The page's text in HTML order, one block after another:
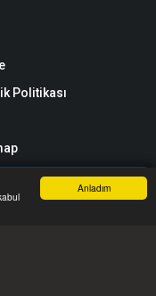
Anladım
Politikası
İhbar Hattı Menu